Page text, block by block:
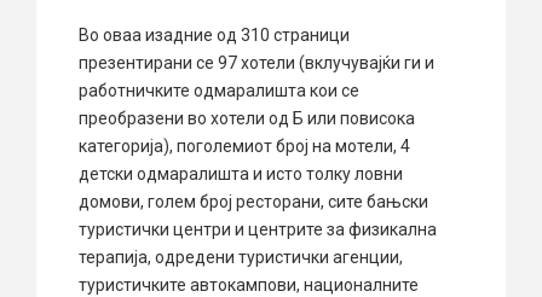
Во оваа изадние од 310 страници
презентирани се 97 хотели (вклучувајќи ги и
работничките одмаралишта кои се
преобразени во хотели од Б или повисока
категорија), поголемиот број на мотели, 4
детски одмаралишта и исто толку ловни
домови, голем број ресторани, сите бањски
туристички центри и центрите за физикална
терапија, одредени туристички агенции,
туристичките автокампови, националните